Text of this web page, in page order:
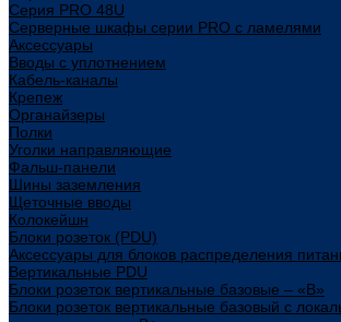
Серия PRO 48U
Серверные шкафы серии PRO с ламелями
Аксессуары
Вводы с уплотнением
Кабель-каналы
Крепеж
Органайзеры
Полки
Уголки направляющие
Фальш-панели
Шины заземления
Щеточные вводы
Колокейшн
Блоки розеток (PDU)
Аксессуары для блоков распределения
Вертикальные PDU
Блоки розеток вертикальные базовые – «В»
Блоки розеток вертикальные базовый с